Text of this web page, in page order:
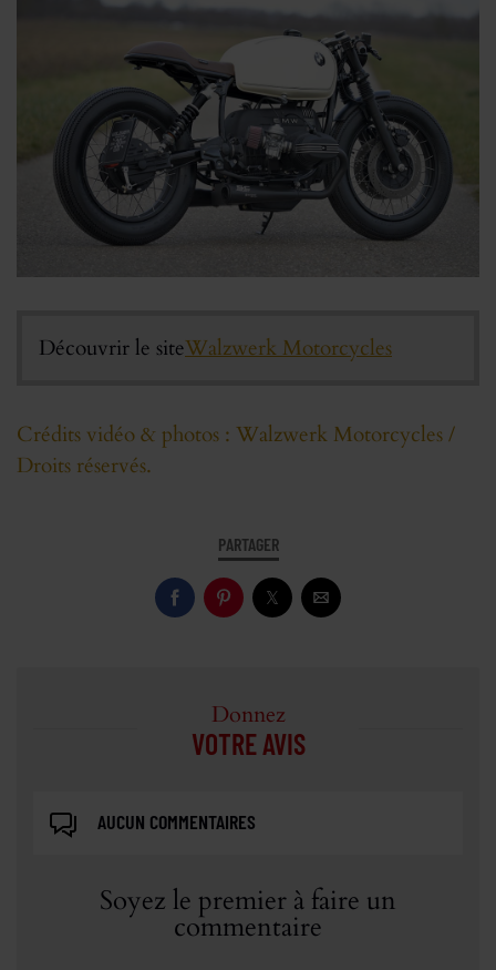
Découvrir le siteWalzwerk Motorcycles
Crédits vidéo & photos : Walzwerk Motorcycles /
Droits réservés.
PARTAGER
Donnez
VOTRE AVIS
AUCUN COMMENTAIRES
Soyez le premier à faire un
commentaire